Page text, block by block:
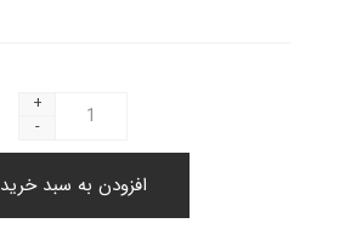
+
-
افزودن به سبد خرید